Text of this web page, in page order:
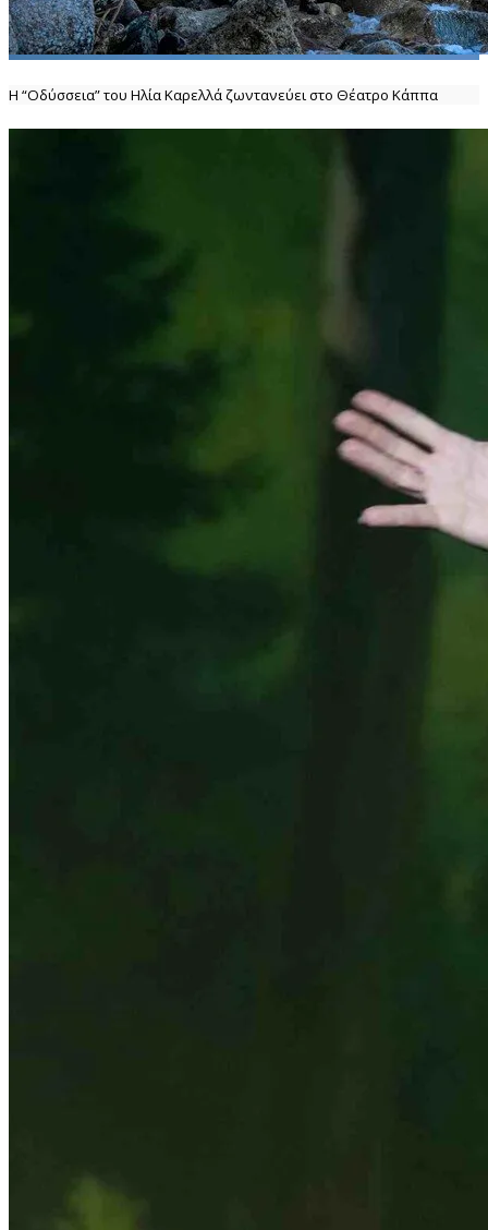
Η “Οδύσσεια” του Ηλία Καρελλά ζωντανεύει στο Θέατρο Κάππα